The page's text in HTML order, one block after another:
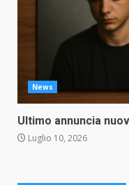
News
Ultimo annuncia
Luglio 10, 2026